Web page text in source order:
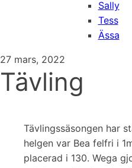
Sally
Tess
Ässa
27 mars, 2022
Tävling
Tävlingssäsongen har
helgen var Bea felfri i
placerad i 130. Wega